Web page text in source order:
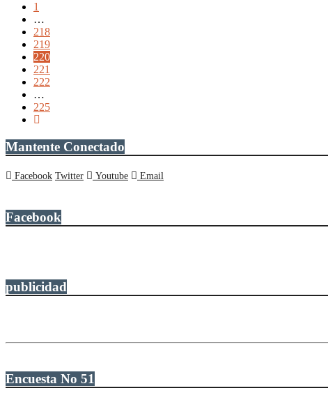
1
…
218
219
220
221
222
…
225
Mantente Conectado
Facebook Twitter Youtube Email
Facebook
publicidad
Encuesta No 51